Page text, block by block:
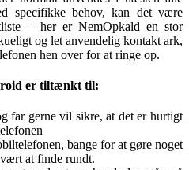
specifikke behov, kan det være
– her er NemOpkald en stor
og let anvendelig kontakt ark,
hen over for at ringe op.
er tiltænkt til:
far gerne vil sikre, at det er hurtigt
bange for at gøre noget
at finde rundt.